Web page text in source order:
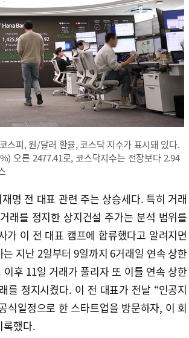
스피, 원/달러 환율, 코스닥 지수가 표시돼 있다.
오른 2477.41로, 코스닥지수는 전장보다 2.94
명 전 대표 관련 주는 상승세다. 특히 거래
래를 정지한 상지건설 주가는 분석 범위를
가 이 전 대표 캠프에 합류했다고 알려지면
지난 2일부터 9일까지 6거래일 연속 상한
후 11일 거래가 풀리자 또 이틀 연속 상한
를 정지시켰다. 이 전 대표가 전날 “인공지
식일정으로 한 스타트업을 방문하자, 이 회
록했다.